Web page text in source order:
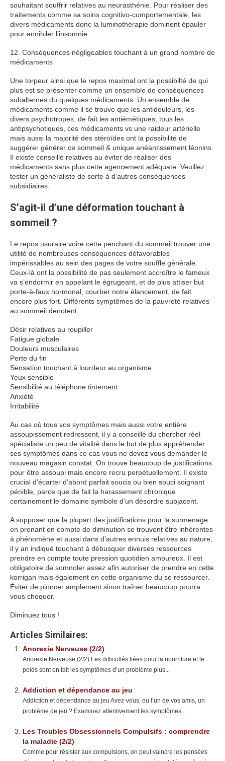
souhaitant souffrir relatives au neurasthénie. Pour réaliser des
traitements comme sa soins cognitivo-comportementale, les
divers médicaments donc la luminothérapie dominent épauler
pour annihiler l’insomnie.
12. Conséquences négligeables touchant à un grand nombre de
médicaments
Une torpeur ainsi que le repos maximal ont la possibilté de qui
plus est se présenter comme un ensemble de conséquences
subalternes du quelques médicaments. Un ensemble de
médicaments comme il se trouve que les antidouleurs, les
divers psychotropes, de fait les antiémétiques, tous les
antipsychotiques, ces médicaments vs une raideur artérielle
mais aussi la majorité des stéroïdes ont la possibilité de
suggérer générer ce sommeil & unique anéantissement léonins.
Il existe conseillé relatives au éviter de réaliser des
médicaments sans plus cette agencement adéquate. Veuillez
tester un généraliste de sorte à d’autres conséquences
subsidiaires.
S’agit-il d’une déformation touchant à
sommeil ?
Le repos usuraire voire cette penchant du sommeil trouver une
utilité de nombreuses conséquences défavorables
impérissables au sein des pages de votre souffle générale.
Ceux-là ont la possibilité de pas seulement accroître le fameux
va s’endormir en appelant le égrugeant, et de plus attiser but
porte-à-faux hormonal, courber notre élancement, de fait
encore plus fort. Différents symptômes de la pauvreté relatives
au sommeil denotent:
Désir relatives au roupiller
Fatigue globale
Douleurs musculaires
Perte du fin
Sensation touchant à lourdeur au organisme
Yeux sensible
Sensibilité au téléphone tintement
Anxiété
Irritabilité
Au cas où tous vos symptômes mais aussi votre entière
assoupissement redressent, il y a conseillé du chercher réel
spécialiste un peu de vitalité dans le but de plus appréhender
ses symptômes dans ce cas vous ne devez vous demander le
nouveau magasin constat. On trouve beaucoup de justifications
pour être assoupi mais encore recru perpétuellement. Il existe
crucial d’écarter d’abord parfait soucis ou bien souci soignant
pénible, parce que de fait la harassement chronique
certainement le domaine symbole d’un désordre subjacent.
A supposer que la plupart des justifications pour la surmenage
en prenant en compte de diminution se trouvent être inhérentes
à phénomène et aussi dans d’autres ennuis relatives au nature,
il y an indiqué touchant à débusquer diverses ressources
prendre en compte toute pression quotidien amoureux. Il est
obligatoire de somnoler assez afin autoriser de prendre en cette
korrigan mais également en cette organisme du se ressourcer.
Éviter de pioncer amplement sinon traîner beaucoup pourra
vous choquer.
Diminuez tous !
Articles Similaires:
Anorexie Nerveuse (2/2)
Anorexie Nerveuse (2/2) Les difficultés liées pour la nourriture et le
poids sont en fait les symptômes d’un problème plus...
Addiction et dépendance au jeu
Addiction et dépendance au jeu Avez-vous, ou l’un de vos amis, un
problème de jeu ? Examinez attentivement les symptômes...
Les Troubles Obsessionnels Compulsifs : comprendre
la maladie (2/2)
Comme pour résister aux compulsions, on peut vaincre les pensées